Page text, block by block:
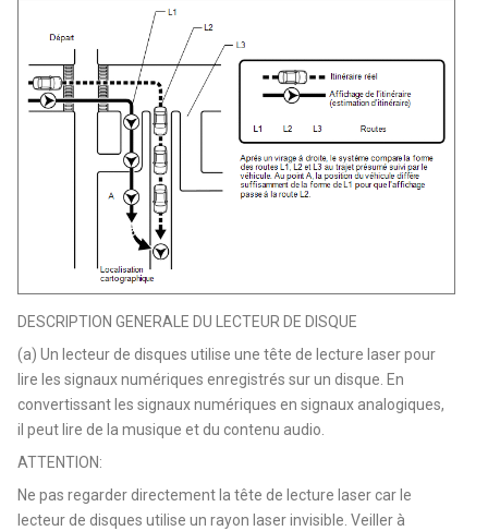
DESCRIPTION GENERALE DU LECTEUR DE DISQUE
(a) Un lecteur de disques utilise une tête de lecture laser pour
lire les signaux numériques enregistrés sur un disque. En
convertissant les signaux numériques en signaux analogiques,
il peut lire de la musique et du contenu audio.
ATTENTION:
Ne pas regarder directement la tête de lecture laser car le
lecteur de disques utilise un rayon laser invisible. Veiller à